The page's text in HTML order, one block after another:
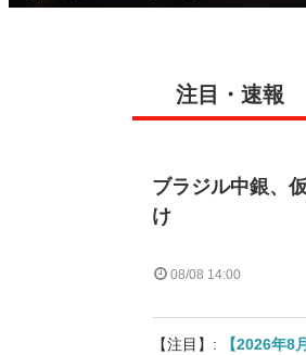
注目・速報
ブラジル中銀、
け
08/08 14:00
【注目】: 【2026年